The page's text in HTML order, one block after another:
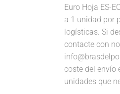
Euro Hoja ES-
a 1 unidad por
logísticas. Si
contacte con
coste del envío
unidades que